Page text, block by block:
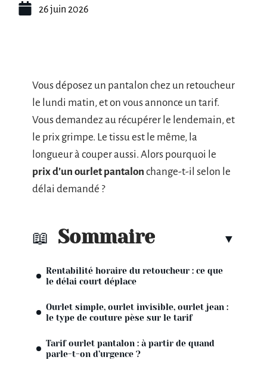
26 juin 2026
Vous déposez un pantalon chez un retoucheur
le lundi matin, et on vous annonce un tarif.
Vous demandez au récupérer le lendemain, et
le prix grimpe. Le tissu est le même, la
longueur à couper aussi. Alors pourquoi le
prix d’un ourlet pantalon change-t-il selon le
délai demandé ?
Sommaire
Rentabilité horaire du retoucheur : ce que
le délai court déplace
Ourlet simple, ourlet invisible, ourlet jean :
le type de couture pèse sur le tarif
Tarif ourlet pantalon : à partir de quand
parle-t-on d’urgence ?